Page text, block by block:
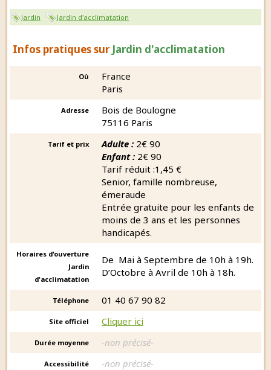
Jardin Jardin d'acclimatation
Infos pratiques sur Jardin d'acclimatation
Où
France
Paris
Adresse
Bois de Boulogne
75116 Paris
Tarif et prix Adulte : 2€ 90
Enfant : 2€ 90
Tarif réduit :1,45 €
Senior, famille nombreuse,
émeraude
Entrée gratuite pour les enfants de
moins de 3 ans et les personnes
handicapés.
Horaires d'ouverture
Jardin
d'acclimatation
De Mai à Septembre de 10h à 19h.
D’Octobre à Avril de 10h à 18h.
Téléphone 01 40 67 90 82
Site officiel Cliquer ici
Durée moyenne -non précisé-
Accessibilité -non précisé-